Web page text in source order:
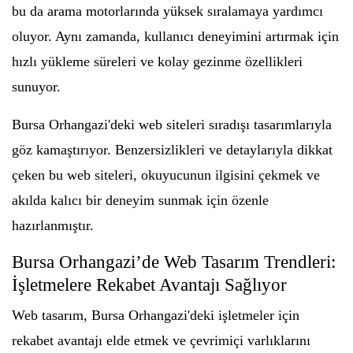
bu da arama motorlarında yüksek sıralamaya yardımcı
oluyor. Aynı zamanda, kullanıcı deneyimini artırmak için
hızlı yükleme süreleri ve kolay gezinme özellikleri
sunuyor.
Bursa Orhangazi'deki web siteleri sıradışı tasarımlarıyla
göz kamaştırıyor. Benzersizlikleri ve detaylarıyla dikkat
çeken bu web siteleri, okuyucunun ilgisini çekmek ve
akılda kalıcı bir deneyim sunmak için özenle
hazırlanmıştır.
Bursa Orhangazi’de Web Tasarım Trendleri:
İşletmelere Rekabet Avantajı Sağlıyor
Web tasarım, Bursa Orhangazi'deki işletmeler için
rekabet avantajı elde etmek ve çevrimiçi varlıklarını